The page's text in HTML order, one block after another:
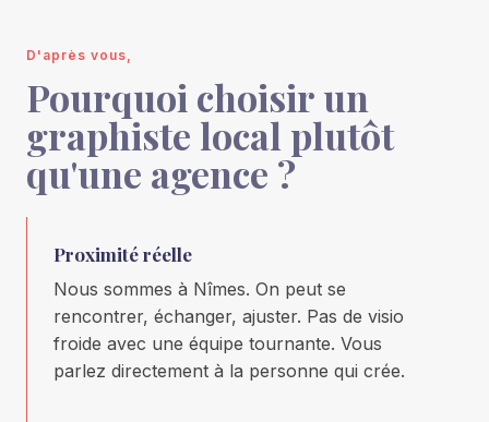
D'après vous,
Pourquoi choisir un
graphiste local plutôt
qu'une agence ?
Proximité réelle
Nous sommes à Nîmes. On peut se
rencontrer, échanger, ajuster. Pas de visio
froide avec une équipe tournante. Vous
parlez directement à la personne qui crée.